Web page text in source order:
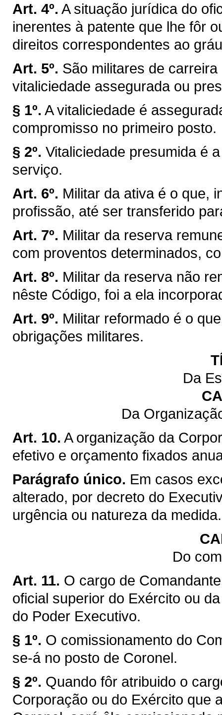
Art. 4º. A situação jurídica do
inerentes à patente que lhe fôr
direitos correspondentes ao
Art. 5º. São militares de
vitaliciedade assegurada ou
§ 1º. A vitaliciedade é
compromisso no primeiro posto.
§ 2º. Vitaliciedade presumida é
serviço.
Art. 6º. Militar da ativa é o que,
profissão, até ser transferido
Art. 7º. Militar da reserva
com proventos determinados,
Art. 8º. Militar da reserva não
nêste Código, foi a ela
Art. 9º. Militar reformado é o
obrigações militares.
Da
Da
Art. 10. A organização da
efetivo e orçamento fixados
Parágrafo único. Em casos
alterado, por decreto do
urgência ou natureza da medida.
Do
Art. 11. O cargo de
oficial superior do Exército ou
do Poder Executivo.
§ 1º. O comissionamento do
se-á no posto de Coronel.
§ 2º. Quando fôr atribuido o
Corporação ou do Exército que